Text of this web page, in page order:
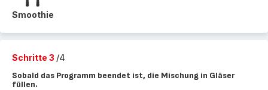
Smoothie
Schritte 3 /4
Sobald das Programm beendet ist, die Mischung in Gläser
füllen.